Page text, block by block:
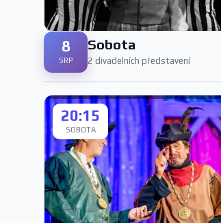
8
SRP
Sobota
2 divadelních představení
20:15
SOBOTA